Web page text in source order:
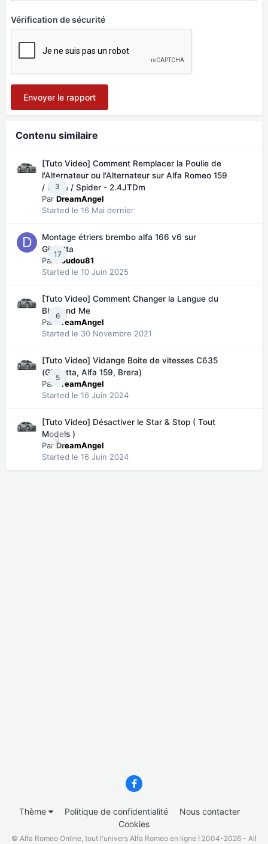
Vérification de sécurité
Envoyer le rapport
Contenu similaire
3
[Tuto Video] Comment Remplacer la Poulie de
l'Alternateur ou l'Alternateur sur Alfa Romeo 159
/ Brera / Spider - 2.4JTDm
Par DreamAngel
Started le 16 Mai dernier
17
Montage étriers brembo alfa 166 v6 sur
Giulietta
Par
doudou81
Started le 10 Juin 2025
6
[Tuto Video] Comment Changer la Langue du
Blue and Me
Par
DreamAngel
Started le 30 Novembre 2021
5
[Tuto Video] Vidange Boite de vitesses C635
(Giulietta, Alfa 159, Brera)
Par
DreamAngel
Started le 16 Juin 2024
0
[Tuto Video] Désactiver le Star & Stop ( Tout
Models )
Par DreamAngel
Started le 16 Juin 2024
Thème Politique de confidentialité
Nous contacter
Cookies
© Alfa Romeo Online, tout l'univers Alfa Romeo en ligne ! 2004-2026 - All